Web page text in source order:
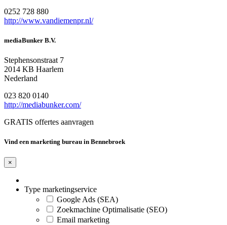
0252 728 880
http://www.vandiemenpr.nl/
mediaBunker B.V.
Stephensonstraat 7
2014 KB Haarlem
Nederland
023 820 0140
http://mediabunker.com/
GRATIS offertes aanvragen
Vind een marketing bureau in Bennebroek
×
Type marketingservice
Google Ads (SEA)
Zoekmachine Optimalisatie (SEO)
Email marketing